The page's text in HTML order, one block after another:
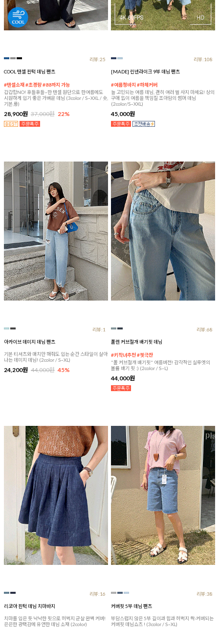
리뷰:25
COOL 텐셀 핀턱 데님 팬츠
#텐셀소재 #초경량 #88까지 가능
갑갑함NO! 후들후들~한 텐셀 원단으로 한여름에도
시원하게 입기 좋은 가벼운 데님 (3color / S~XXL / 숏,
기본,롱)
28,900원 37,000원 22%
리뷰:108
[MADE] 린넨라이크 9부 데님 팬츠
#여름청바지 #하체커버
늘 고민되는 여름 데님, 괜히 여러 벌 사지 마세요! 상의
구애 없이 여름을 책임질 조아맘의 썸머 데님
(2color/S~XXL)
45,000원
리뷰:1
아카이브 데미지 데님 팬츠
기본 티셔츠와 매치만 해줘도 입는 순간 스타일이 살아
나는 데미지 데님! (2color / S~XL)
24,200원 44,000원 45%
리뷰:68
폴렌 커브절개 배기핏 데님
#키작녀추천 #핏극찬
"폴 커브절개 배기핏" 여름버전! 감각적인 실루엣의
볼륨 배기 핏 :) (2color / S~L)
44,000원
리뷰:16
리코아 핀턱 데님 치마바지
치마를 입은 듯 낙낙한 핏으로 허벅지 군살 완벽 커버!
은은한 광택감에 유연한 데님 소재 (2color)
리뷰:38
커버핏 5부 데님 팬츠
부담스럽지 않은 5부 길이과 힙과 허벅지 싹-커버되는
커버핏 데님쇼츠 ! (3color / S~XL)